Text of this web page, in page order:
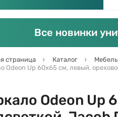
Все новинки
страница Каталог
Odeon Up 60х65 см, левый,
Odeon Up